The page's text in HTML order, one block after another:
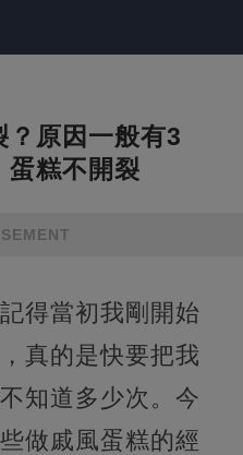
？原因一般有3
蛋糕不開裂
得當初我剛開始
真的是快要把我
知道多少次。今
做戚風蛋糕的經